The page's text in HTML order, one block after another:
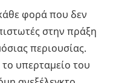
φορά που δεν
στην πράξη
περιουσίας.
το υπερταμείο του